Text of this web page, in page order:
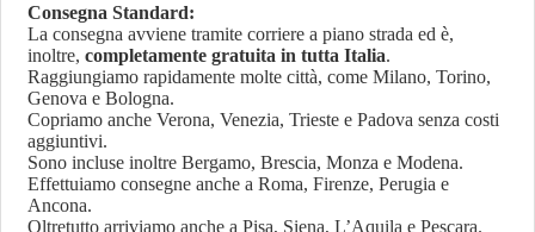
Consegna Standard:
La consegna avviene tramite corriere a piano strada ed è,
inoltre,completamente gratuita in tutta Italia.
Raggiungiamo rapidamente molte città, come Milano, Torino,
Genova e Bologna.
Copriamo anche Verona, Venezia, Trieste e Padova senza costi
aggiuntivi.
Sono incluse inoltre Bergamo, Brescia, Monza e Modena.
Effettuiamo consegne anche a Roma, Firenze, Perugia e
Ancona.
Oltretutto arriviamo anche a Pisa, Siena, L’Aquila e Pescara.